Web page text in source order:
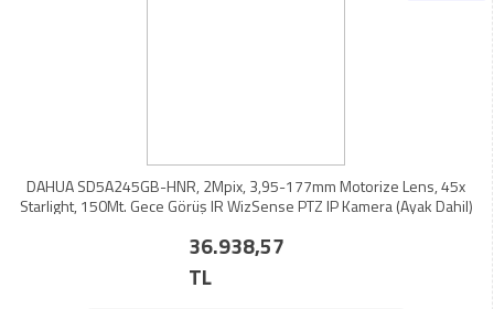
DAHUA SD5A245GB-HNR, 2Mpix, 3,95-177mm Motorize Lens, 45x
Starlight, 150Mt. Gece Görüş IR WizSense PTZ IP Kamera (Ayak Dahil)
36.938,57
TL